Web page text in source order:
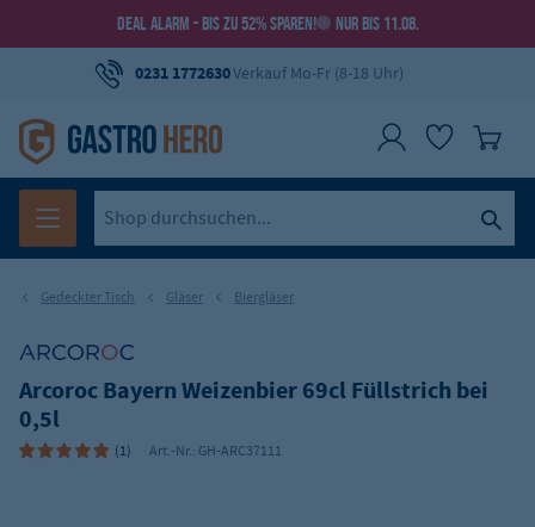
DEAL ALARM - BIS ZU 52% SPAREN! NUR BIS 11.08.
0231 1772630Verkauf Mo-Fr (8-18 Uhr)
Gedeckter Tisch Gläser Biergläser
Arcoroc Bayern Weizenbier 69cl Füllstrich bei
0,5l
(1) Art.-Nr.: GH-ARC37111